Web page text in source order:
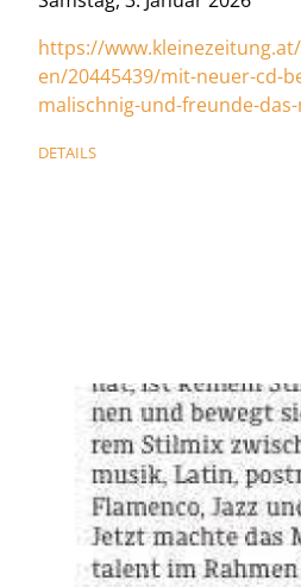
https://
en/20445439/mit-neuer-cd-
malischnig-und-freunde-
DETAILS